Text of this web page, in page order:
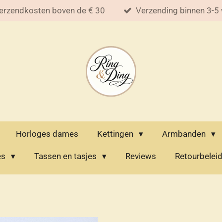
boven de € 30 Verzending binnen 3-5
Horloges dames Kettingen Armbanden
Tassen en tasjes Reviews Retourbeleid